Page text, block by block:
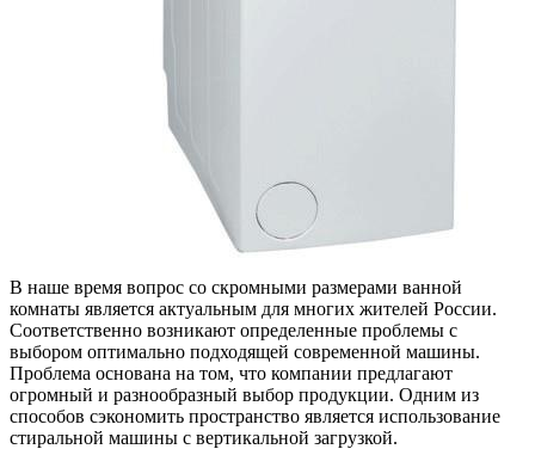
В наше время вопрос со скромными размерами ванной
комнаты является актуальным для многих жителей России.
Соответственно возникают определенные проблемы с
выбором оптимально подходящей современной машины.
Проблема основана на том, что компании предлагают
огромный и разнообразный выбор продукции. Одним из
способов сэкономить пространство является использование
стиральной машины с вертикальной загрузкой.